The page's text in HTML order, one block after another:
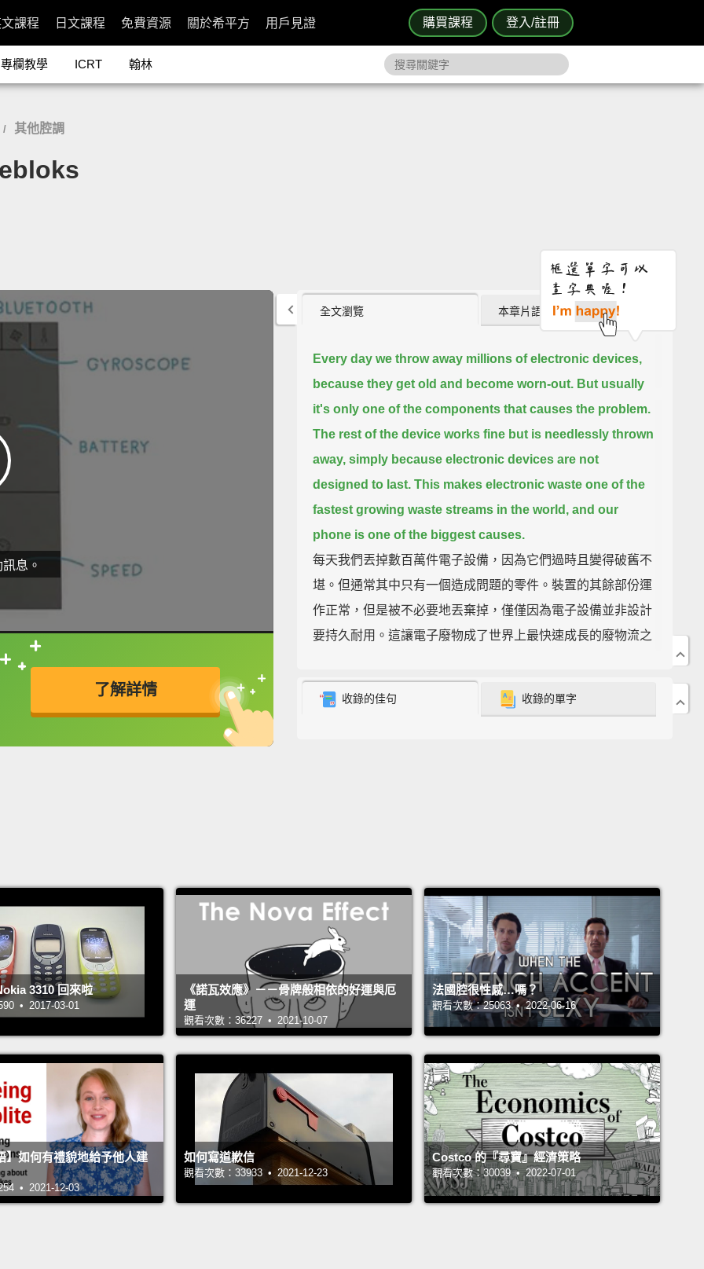
購買課程 登入/註冊
課程 日文課程 免費資源 關於希平方 用戶見證
專欄教學 ICRT 翰林
/ 其他腔調
息。
了解詳情
接查字典喔！
英
全文瀏覽 本章片語 (2)
Every day we throw away millions of electronic devices,
because they get old and become worn-out. But usually
it's only one of the components that causes the problem.
The rest of the device works fine but is needlessly thrown
away, simply because electronic devices are not
designed to last. This makes electronic waste one of the
fastest growing waste streams in the world, and our
phone is one of the biggest causes.
每天我們丟掉數百萬件電子設備，因為它們過時且變得破舊不
堪。但通常其中只有一個造成問題的零件。裝置的其餘部份運
作正常，但是被不必要地丟棄掉，僅僅因為電子設備並非設計
要持久耐用。這讓電子廢物成了世界上最快速成長的廢物流之
So this is a new kind of phone.
It's made of blocks,
So if, for instance, your phone is getting a little slow, you
can just upgrade the block that affects the speed. Or if
something breaks, you can easily replace it with a new
one, or update it with the latest version.
所以如果，舉例來說，你的手機變得有點慢，你可以只升級影
響速度的那塊積木。或如果某個東西壞掉，你可以輕鬆地用一
塊新的取代它，或是使將它更新到最新版本。
Another great thing about this is you can customize your
phone. Let's say this is your phone, and you do
everything in the cloud. Why not replace your storage
block for a bigger battery block? If you're like this guy
and love to take pictures, why not upgrade your camera?
收錄的佳句 收錄的單字
3310 回來啦
• 2017-03-01
《諾瓦效應》－－骨牌般相依的好運與厄
運
觀看次數：36227 • 2021-10-07
法國腔很性感…嗎？
觀看次數：25063 • 2022-06-16
】如何有禮貌地給予他人建
• 2021-12-03
如何寫道歉信
觀看次數：33933 • 2021-12-23
Costco 的『尋寶』經濟策略
觀看次數：30039 • 2022-07-01